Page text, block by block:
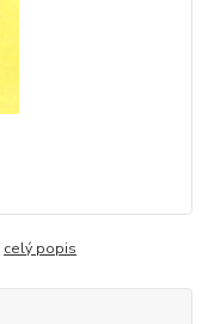
celý popis